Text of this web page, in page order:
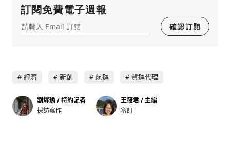
登入或註冊
輸入 Email 驗證碼
請輸入發送到的驗證碼
將此文章當作禮物
將此文章當作禮物
訂閱免費電子週報
確認訂閱
經濟 新創 航運 貨運代理
劉燿瑜 / 特約記者
採訪寫作
王筱君 / 主編
審訂
邀請會員
分享
討論聚焦議題本身：尊重不同角度的內容、
避免不理性的用詞：不因個人主觀感受不
反對任何型式騷擾：杜絕包含但不限於恐
嚇、髒話、威脅、性暗示等文字
35元/週解鎖付費會員專屬內容